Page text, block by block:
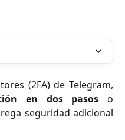
(2FA) de Telegram,
en dos pasos o
seguridad adicional